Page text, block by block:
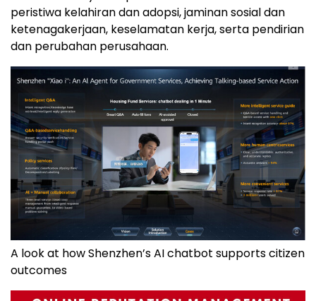
Salah satu contoh berasal dari Shenzhen. Di kota ini,
aplikasi iShenzhen milik pemerintah dilengkapi
asisten AI cerdas yang mendukung lebih dari 50 topik
untuk 4.000 layanan publik umum—termasuk
peristiwa kelahiran dan adopsi, jaminan sosial dan
ketenagakerjaan, keselamatan kerja, serta pendirian
dan perubahan perusahaan.